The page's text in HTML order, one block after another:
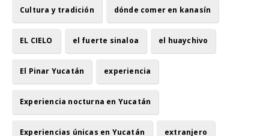
Cultura y tradición dónde comer en kanasín
EL CIELO el fuerte sinaloa el huaychivo
El Pinar Yucatán experiencia
Experiencia nocturna en Yucatán
Experiencias únicas en Yucatán extranjero